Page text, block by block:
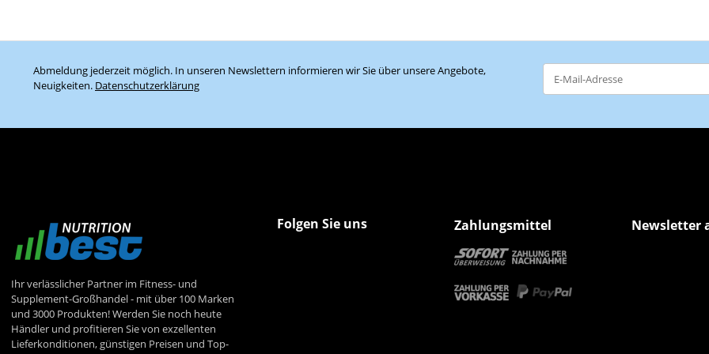
Abmeldung jederzeit möglich. In unseren Newslettern informieren wir Sie über unsere Angebote,
Neuigkeiten. Datenschutzerklärung
Ihr verlässlicher Partner im Fitness- und
Supplement-Großhandel - mit über 100 Marken
und 3000 Produkten! Werden Sie noch heute
Händler und profitieren Sie von exzellenten
Lieferkonditionen, günstigen Preisen und Top-
Folgen Sie uns Zahlungsmittel Newsletter